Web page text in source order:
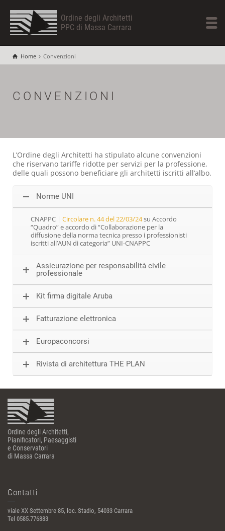
Ordine degli Architetti
PPC di Massa Carrara
Home Convenzioni
CONVENZIONI
L’Ordine degli Architetti ha stipulato alcune convenzioni
che riservano tariffe ridotte per servizi per la professione,
delle quali possono beneficiare gli architetti iscritti all’albo.
Norme UNI
CNAPPC | Circolare n. 44 del 22/03/24su Accordo
“Quadro” e accordo di “Collaborazione per la
diffusione della norma tecnica presso i professionisti
iscritti all’AUN di categoria” UNI-CNAPPC
Assicurazione per responsabilità civile
professionale
Kit firma digitale Aruba
Fatturazione elettronica
Europaconcorsi
Rivista di architettura THE PLAN
Ordine degli Architetti,
Pianificatori, Paesaggisti
e Conservatori
di Massa Carrara
Contatti
viale XX Settembre 85, loc. Stadio, 54033 Carrara
Tel 0585.776883